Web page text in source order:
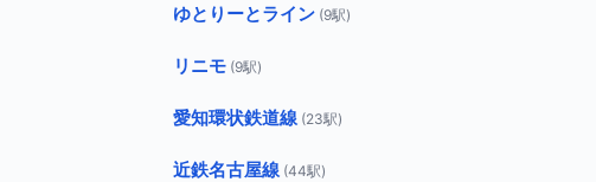
ゆとりーとライン (9駅)
リニモ (9駅)
愛知環状鉄道線 (23駅)
近鉄名古屋線 (44駅)